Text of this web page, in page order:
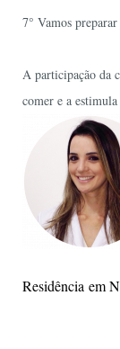
7° Vamos
A participação da
comer e a
Residência em